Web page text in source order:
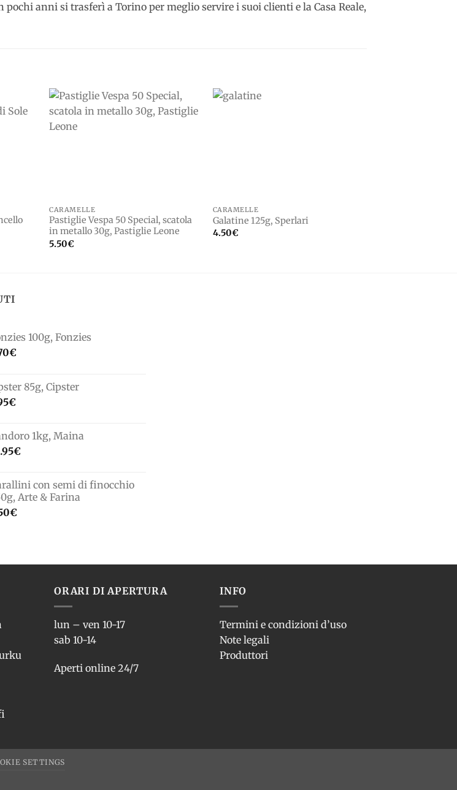
anni si trasferì a Torino per meglio servire i suoi clienti e la Casa Reale,
CARAMELLE
Pastiglie Vespa 50 Special, scatola
in metallo 30g, Pastiglie Leone
5.50€
CARAMELLE
Galatine 125g, Sperlari
4.50€
100g, Fonzies
€
85g, Cipster
€
1kg, Maina
€
con semi di finocchio
Arte & Farina
€
ORARI DI APERTURA
lun – ven 10-17
sab 10-14
Aperti online 24/7
INFO
Termini e condizioni d’uso
Note legali
Produttori
SETTINGS